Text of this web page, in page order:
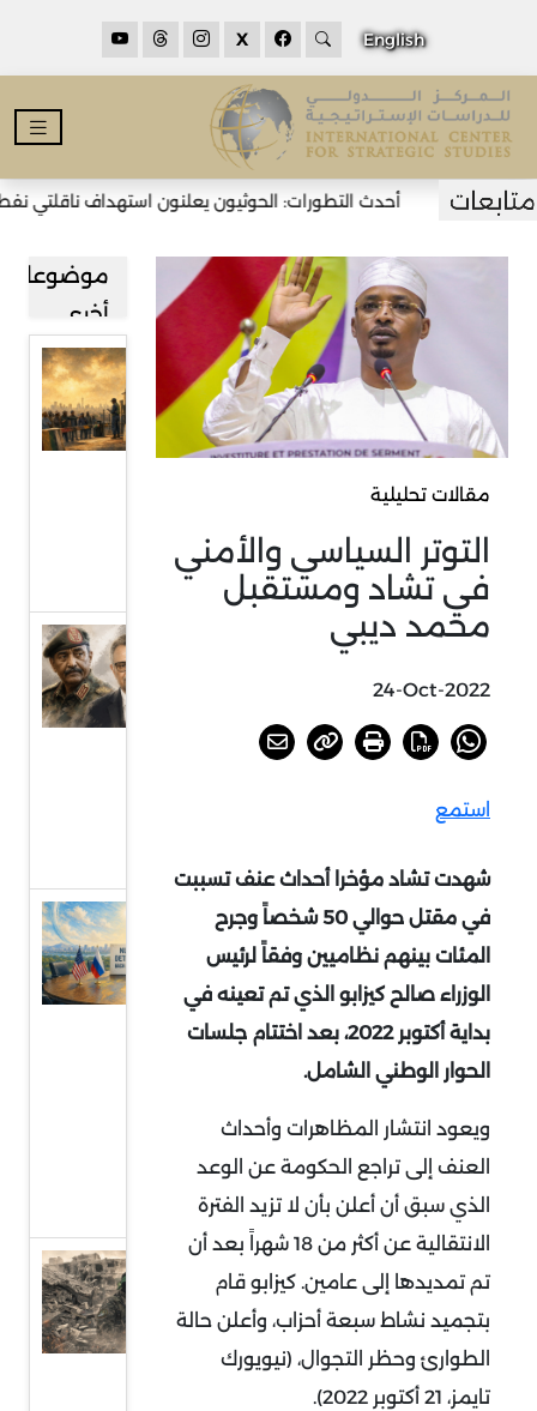
English
X
أحدث التطورات: الحوثيون يعلنون استهداف ناقلتي نفط
مقالات تحليلية
التوتر السياسي والأمني
في تشاد ومستقبل
محمد ديبي
24-Oct-2022
استمع
شهدت تشاد مؤخرا أحداث عنف تسببت
في مقتل حوالي 50 شخصاً وجرح
المئات بينهم نظاميين وفقاً لرئيس
الوزراء صالح كيزابو الذي تم تعينه في
بداية أكتوبر 2022، بعد اختتام جلسات
الحوار الوطني الشامل.
ويعود انتشار المظاهرات وأحداث
العنف إلى تراجع الحكومة عن الوعد
الذي سبق أن أعلن بأن لا تزيد الفترة
الانتقالية عن أكثر من 18 شهراً بعد أن
تم تمديدها إلى عامين. كيزابو قام
بتجميد نشاط سبعة أحزاب، وأعلن حالة
الطوارئ وحظر التجوال، (نيويورك
تايمز، 21 أكتوبر 2022).
موضوعات
أخرى
قراءة في
صعود
حركة
بجنوب
إفريقيا
عودة
الحديث
عن
الردع
واجهة
السياسة
الدولية
حماس
غزة..
واقع